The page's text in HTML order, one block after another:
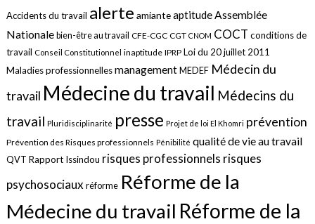
Accidents du travail alerte amianteaptitudeAssemblée
Nationale bien-être au travail CFE-CGC CGT CNOM COCT conditions de
travail Conseil Constitutionnel inaptitude IPRP Loi du 20 juillet 2011
Maladies professionnellesmanagement MEDEF Médecin du
travail Médecine du travail Médecins du
travail Pluridisciplinarité presse Projet de loi El Khomri prévention
Prévention des Risques professionnels Pénibilité qualité de vie au travail
QVT Rapport Issindou risques professionnels risques
psychosociauxréforme Réforme de la
Médecine du travail Réforme de la